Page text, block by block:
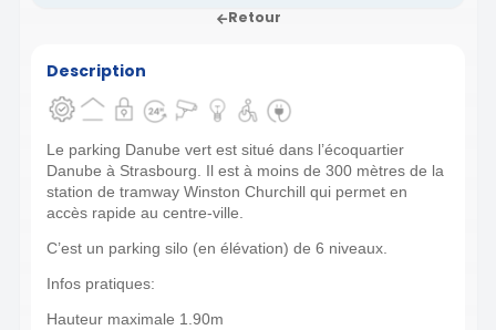
Retour
Description
Le parking Danube vert est situé dans l’écoquartier
Danube à Strasbourg. Il est à moins de 300 mètres de la
station de tramway Winston Churchill qui permet en
accès rapide au centre-ville.
C’est un parking silo (en élévation) de 6 niveaux.
Infos pratiques:
Hauteur maximale 1.90m